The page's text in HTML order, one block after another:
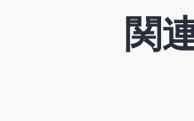
関